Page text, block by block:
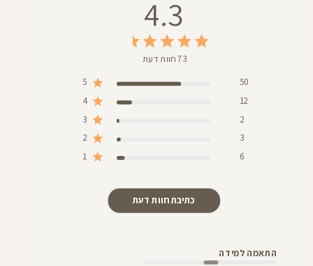
4.3
73 חוות דעת
5
50
4
12
3
2
2 3
1 6
כתיבת חוות דעת
התאמה למידה